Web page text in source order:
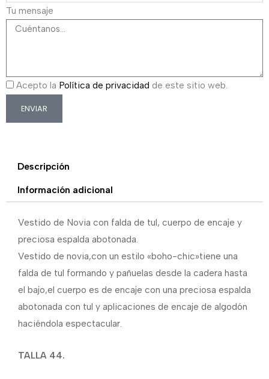
Tu mensaje
Acepto la Política de privacidad de este sitio web.
ENVIAR
Descripción
Información adicional
Vestido de Novia con falda de tul, cuerpo de encaje y
preciosa espalda abotonada.
Vestido de novia,con un estilo «boho-chic»tiene una
falda de tul formando y pañuelas desde la cadera hasta
el bajo,el cuerpo es de encaje con una preciosa espalda
abotonada con tul y aplicaciones de encaje de algodón
haciéndola espectacular.
TALLA 44.